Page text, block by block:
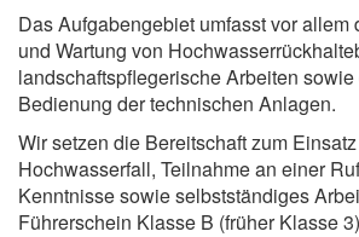
Das Aufgabengebiet umfasst vor allem
und Wartung von
landschaftspflegerische Arbeiten
Bedienung der technischen Anlagen.
Wir setzen die Bereitschaft zum
Hochwasserfall, Teilnahme an einer
Kenntnisse sowie selbstständiges
Führerschein Klasse B (früher Klasse